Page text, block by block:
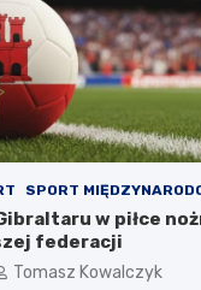
SPORT
w piłce
federacji
Tomasz Kowalczyk